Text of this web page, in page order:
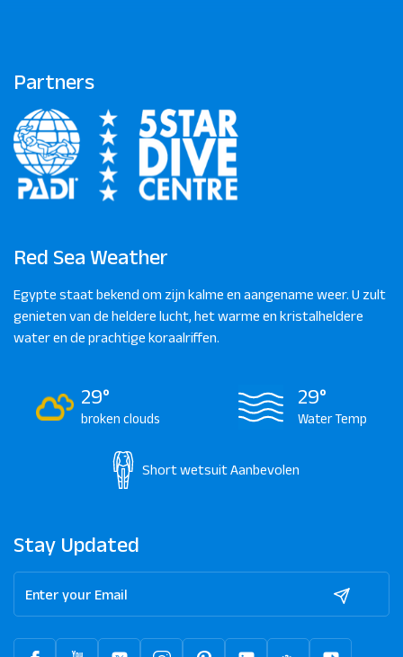
Partners
Red Sea Weather
Egypte staat bekend om zijn kalme en aangename weer. U zult
genieten van de heldere lucht, het warme en kristalheldere
water en de prachtige koraalriffen.
29°
broken clouds
29°
Water Temp
Short wetsuit Aanbevolen
Stay Updated